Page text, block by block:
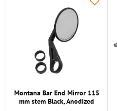
Montana Bar End Mirror 115
mm stem Black, Anodized